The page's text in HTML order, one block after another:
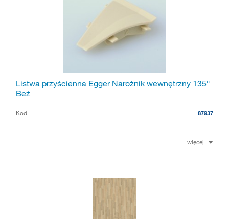
Listwa przyścienna Egger Narożnik wewnętrzny 135°
Beż
Kod 87937
więcej